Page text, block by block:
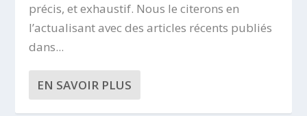
précis, et exhaustif. Nous le citerons en
l’actualisant avec des articles récents publiés
dans...
EN SAVOIR PLUS